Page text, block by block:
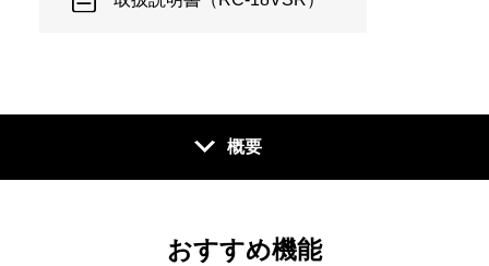
概要
おすすめ機能